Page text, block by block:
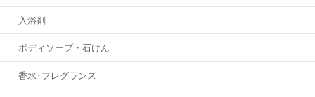
入浴剤
ボディソープ・石けん
香水･フレグランス